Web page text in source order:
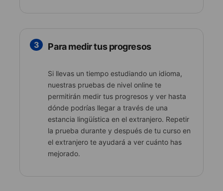
3 Para medir tus progresos
Si llevas un tiempo estudiando un idioma,
nuestras pruebas de nivel online te
permitirán medir tus progresos y ver hasta
dónde podrías llegar a través de una
estancia lingüística en el extranjero. Repetir
la prueba durante y después de tu curso en
el extranjero te ayudará a ver cuánto has
mejorado.